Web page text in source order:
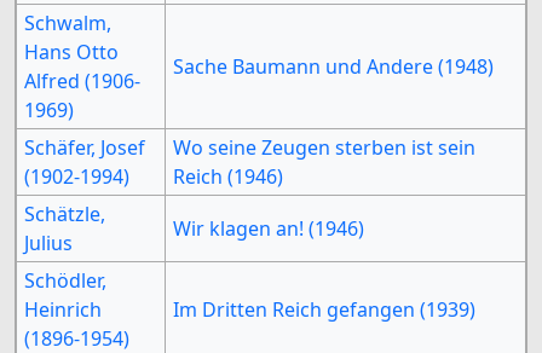
Schwalm,
Hans Otto
Alfred (1906-
1969)
Sache Baumann und Andere (1948)
Schäfer, Josef
(1902-1994)
Wo seine Zeugen sterben ist sein
Reich (1946)
Schätzle,
Julius
Wir klagen an! (1946)
Schödler,
Heinrich
(1896-1954)
Im Dritten Reich gefangen (1939)